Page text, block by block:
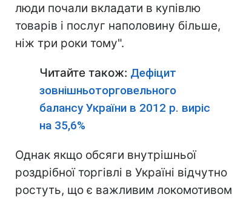
люди почали вкладати в купівлю
товарів і послуг наполовину більше,
ніж три роки тому".
Читайте також: Дефіцит
зовнішньоторговельного
балансу України в 2012 р. виріс
на 35,6%
Однак якщо обсяги внутрішньої
роздрібної торгівлі в Україні відчутно
ростуть, що є важливим локомотивом